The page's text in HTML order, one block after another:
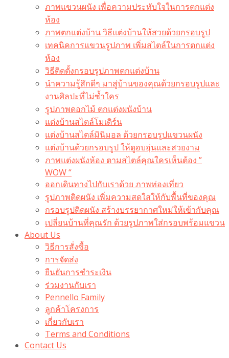
ภาพแขวนผนัง เพื่อความประทับใจในการตกแต่ง
ห้อง
ภาพตกแต่งบ้าน วิธีแต่งบ้านให้สวยด้วยกรอบรูป
เทคนิคการแขวนรูปภาพ เพิ่มสไตล์ในการตกแต่ง
ห้อง
วิธีติดตั้งกรอบรูปภาพตกแต่งบ้าน
นำความรู้สึกดีๆ มาสู่บ้านของคุณด้วยกรอบรูปและ
งานศิลปะที่ไม่ซ้ำใคร
รูปภาพดอกไม้ ตกแต่งผนังบ้าน
แต่งบ้านสไตล์โมเดิร์น
แต่งบ้านสไตล์มินิมอล ด้วยกรอบรูปแขวนผนัง
แต่งบ้านด้วยกรอบรูป ให้ดูอบอุ่นและสวยงาม
ภาพแต่งผนังห้อง ตามสไตล์คุณใครเห็นต้อง ”
WOW “
ออกเดินทางไปกับเราด้วย ภาพท่องเที่ยว
รูปภาพติดผนัง เพิ่มความสดใสให้กับพื้นที่ของคุณ
กรอบรูปติดผนัง สร้างบรรยากาศใหม่ให้เข้ากับคุณ
เปลี่ยนบ้านที่คุณรัก ด้วยรูปภาพใส่กรอบพร้อมแขวน​
About Us
วิธีการสั่งซื้อ
การจัดส่ง
ยืนยันการชำระเงิน
ร่วมงานกับเรา
Pennello Family
ลูกค้าโครงการ
เกี่ยวกับเรา
Terms and Conditions
Contact Us